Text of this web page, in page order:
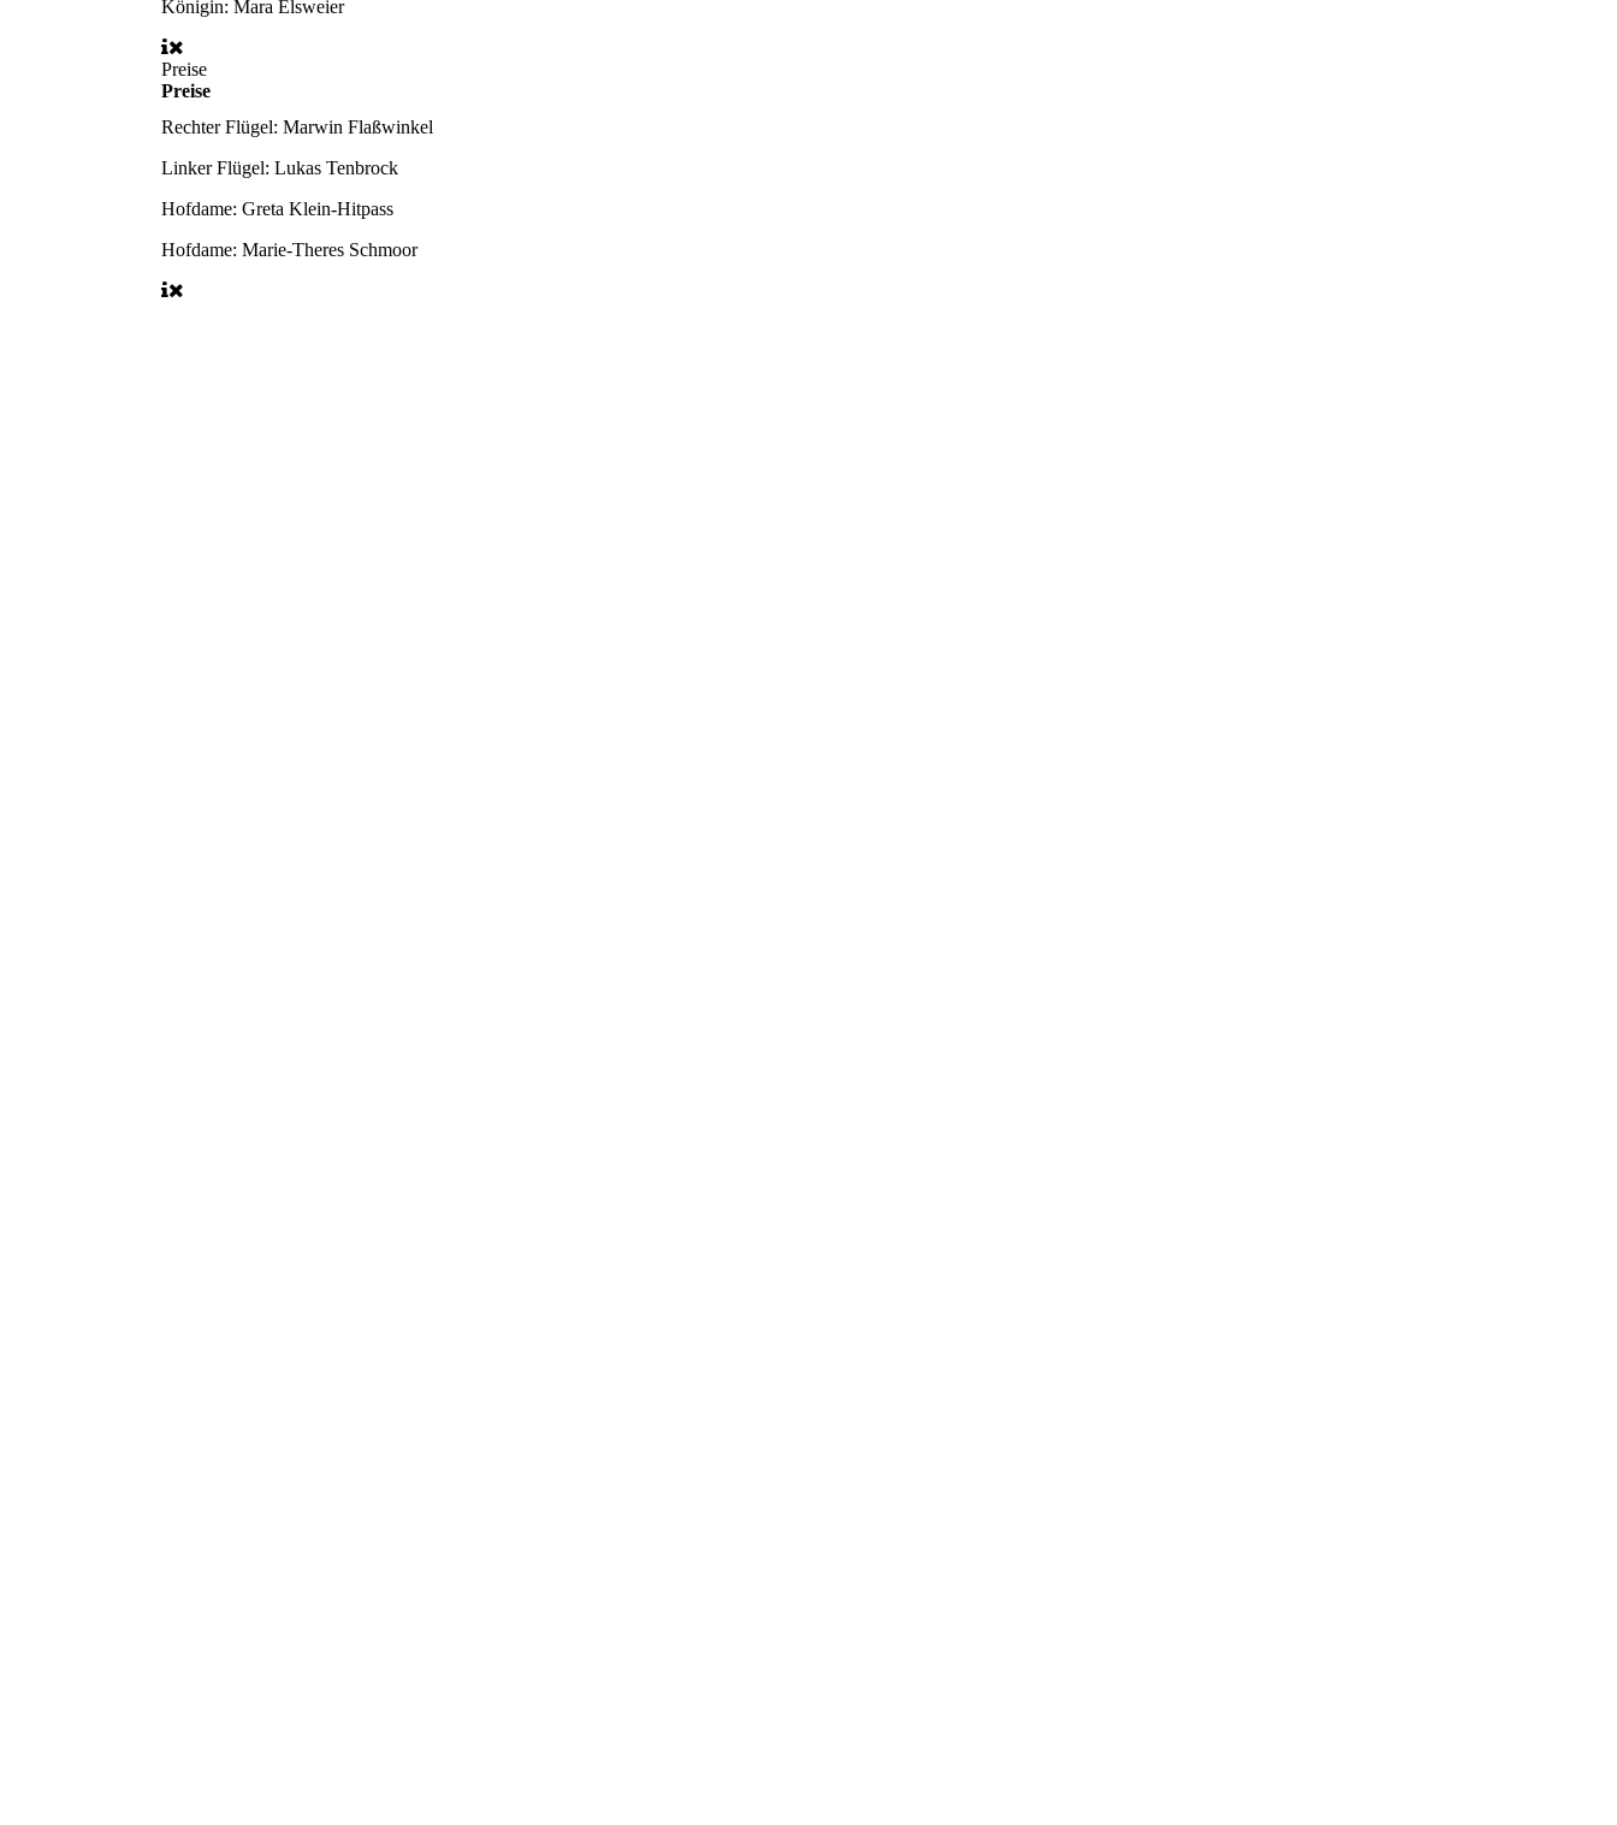
Königin:Mara Elsweier
Preise
Preise
Rechter Flügel:Marwin Flaßwinkel
Linker Flügel:Lukas Tenbrock
Hofdame:Greta Klein-Hitpass
Hofdame:Marie-Theres Schmoor